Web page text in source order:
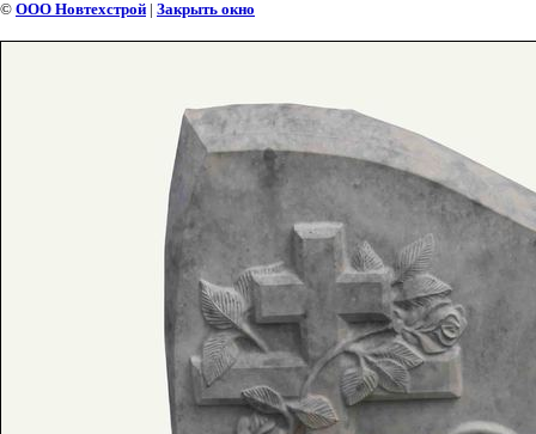
© ООО Новтехстрой | Закрыть окно